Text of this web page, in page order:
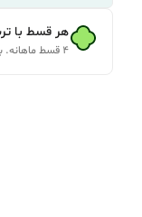
هر قسط با
۴ قسط ماهانه. بدون سود، چک و ضامن.